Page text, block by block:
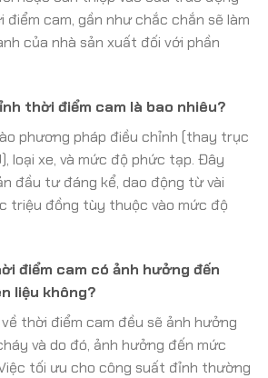
điểm cam, gần như chắc chắn sẽ làm
của nhà sản xuất đối với phần
thời điểm cam là bao nhiêu?
phương pháp điều chỉnh (thay trục
loại xe, và mức độ phức tạp. Đây
đầu tư đáng kể, dao động từ vài
triệu đồng tùy thuộc vào mức độ
điểm cam có ảnh hưởng đến
liệu không?
thời điểm cam đều sẽ ảnh hưởng
và do đó, ảnh hưởng đến mức
tối ưu cho công suất đỉnh thường